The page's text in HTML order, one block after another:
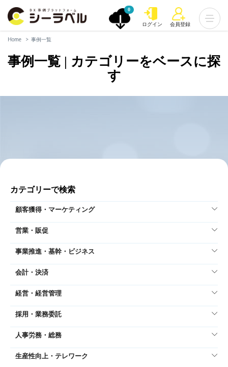
0
ログイン 会員登録
Home 事例一覧
事例一覧 | カテゴリーをベースに探
す
カテゴリーで検索
顧客獲得・マーケティング
営業・販促
事業推進・基幹・ビジネス
会計・決済
経営・経営管理
採用・業務委託
人事労務・総務
生産性向上・テレワーク